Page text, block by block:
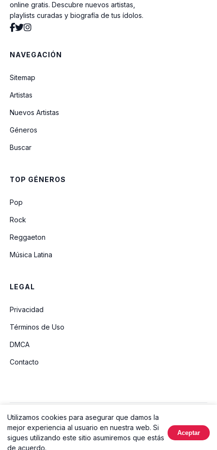
online gratis. Descubre nuevos artistas,
playlists curadas y biografía de tus ídolos.
NAVEGACIÓN
Sitemap
Artistas
Nuevos Artistas
Géneros
Buscar
TOP GÉNEROS
Pop
Rock
Reggaeton
Música Latina
LEGAL
Privacidad
Términos de Uso
DMCA
Contacto
© 2026 Ouvir Música. Todos los derechos reservados.
Hecho con
Utilizamos cookies para asegurar que damos la
mejor experiencia al usuario en nuestra web. Si
sigues utilizando este sitio asumiremos que estás
de acuerdo.
Aceptar